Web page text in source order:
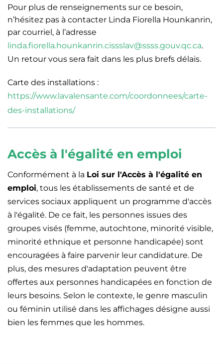
Pour plus de renseignements sur ce besoin,
n’hésitez pas à contacter Linda Fiorella Hounkanrin,
par courriel, à l’adresse
linda.fiorella.hounkanrin.cissslav@ssss.gouv.qc.ca.
Un retour vous sera fait dans les plus brefs délais.
Carte des installations :
https://www.lavalensante.com/coordonnees/carte-
des-installations/
Accès à l'égalité en emploi
Conformément à la Loi sur l'Accès à l'égalité en
emploi, tous les établissements de santé et de
services sociaux appliquent un programme d'accès
à l'égalité. De ce fait, les personnes issues des
groupes visés (femme, autochtone, minorité visible,
minorité ethnique et personne handicapée) sont
encouragées à faire parvenir leur candidature. De
plus, des mesures d'adaptation peuvent être
offertes aux personnes handicapées en fonction de
leurs besoins. Selon le contexte, le genre masculin
ou féminin utilisé dans les affichages désigne aussi
bien les femmes que les hommes.